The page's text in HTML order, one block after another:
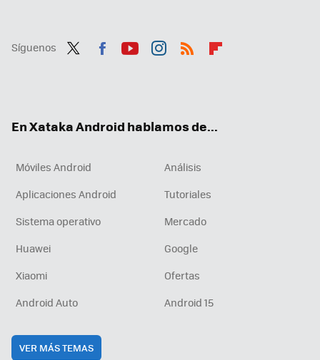
Síguenos
En Xataka Android hablamos de...
Móviles Android
Análisis
Aplicaciones Android
Tutoriales
Sistema operativo
Mercado
Huawei
Google
Xiaomi
Ofertas
Android Auto
Android 15
VER MÁS TEMAS